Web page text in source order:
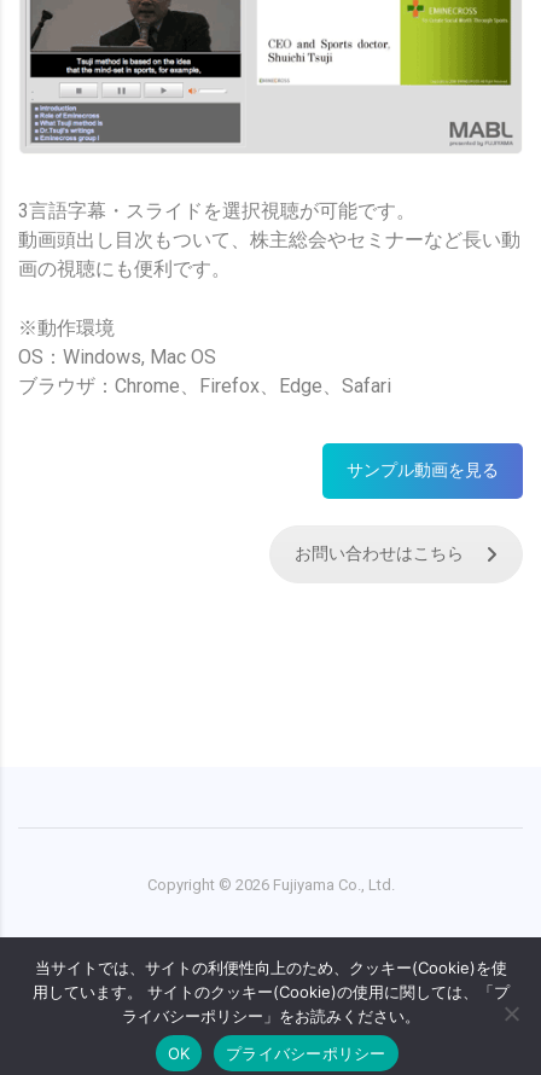
3言語字幕・スライドを選択視聴が可能です。
動画頭出し目次もついて、株主総会やセミナーなど長い動
画の視聴にも便利です。
※動作環境
OS：Windows, Mac OS
ブラウザ：Chrome、Firefox、Edge、Safari
サンプル動画を見る
お問い合わせはこちら
Copyright © 2026 Fujiyama Co., Ltd.
We will help you localize movie content, including all steps
from translation to delivery. International patents for U.S.,
Korea, China, and India (No.PCT/JP01/008190)
当サイトでは、サイトの利便性向上のため、クッキー(Cookie)を使
用しています。 サイトのクッキー(Cookie)の使用に関しては、「プ
ライバシーポリシー」をお読みください。
OK
プライバシーポリシー